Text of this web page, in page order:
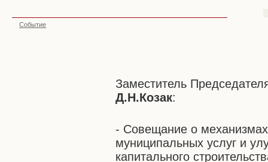
Событие
Заместитель
Д.Н.Козак:
- Совещание о механизмах
муниципальных услуг и
капитального